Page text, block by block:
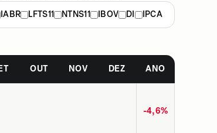
IABR LFTS11 NTNS11 IBOV DI
IPCA
OUT NOV DEZ ANO
-4,6%